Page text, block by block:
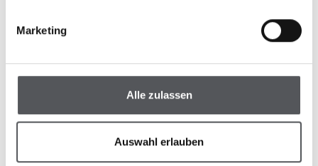
Marketing
Alle zulassen
Auswahl erlauben
10
Turnbeutel mit Kaninchenmotiv in schwarz aus
Baumwolle
Prämie auswählen